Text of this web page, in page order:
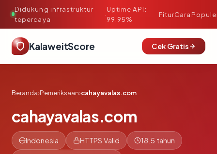
Didukung infrastruktur
tepercaya
·
Uptime API:
99.95%
FiturCara
KalaweitScore Cek Gratis
Beranda›Pemeriksaan›cahayavalas.com
cahayavalas.com
Indonesia HTTPS Valid 18.5 tahun